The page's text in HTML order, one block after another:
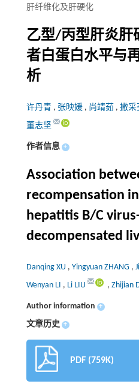
肝纤维化及肝硬化
乙型/丙型肝炎肝
者白蛋白水平与
析
许丹青 , 张映媛 , 尚靖茹 , 撒采
董志坚
作者信息 +
Association
recompensation
hepatitis B/C
decompensated
Danqing XU , Yingyuan ZHANG ,
Wenyan LI , Li LIU , Zhijian
Author information +
文章历史 +
PDF (759K)